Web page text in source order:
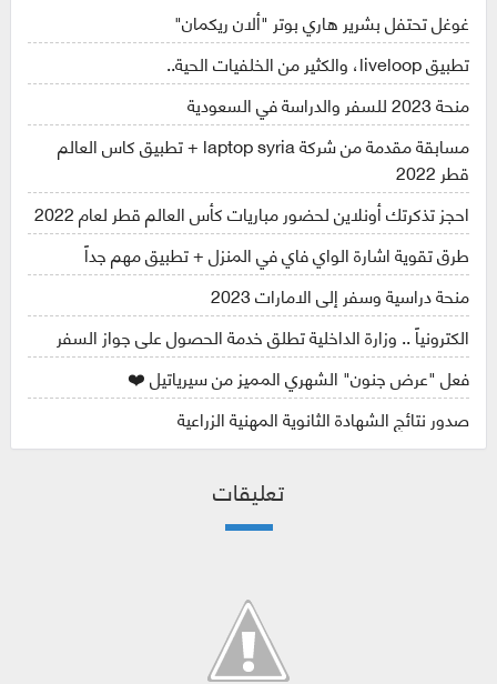
غوغل تحتفل بشرير هاري بوتر "ألان ريكمان"
تطبيق liveloop، والكثير من الخلفيات الحية..
منحة 2023 للسفر والدراسة في السعودية
مسابقة مقدمة من شركة laptop syria + تطبيق كاس العالم
قطر 2022
احجز تذكرتك أونلاين لحضور مباريات كأس العالم قطر لعام 2022
طرق تقوية اشارة الواي فاي في المنزل + تطبيق مهم جداً
منحة دراسية وسفر إلى الامارات 2023
الكترونياً .. وزارة الداخلية تطلق خدمة الحصول على جواز السفر
فعل "عرض جنون" الشهري المميز من سيرياتيل ❤️
صدور نتائج الشهادة الثانوية المهنية الزراعية
تعليقات